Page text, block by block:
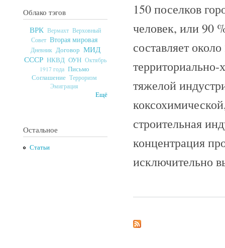
Облако тэгов
ВРК Вермахт Верховный
Совет Вторая мировая
Дневник Договор МИД
СССР НКВД ОУН Октябрь
1917 года Письмо
Соглашение Терроризм
Эмиграция
Ещё
Остальное
Статьи
150 поселков
человек, или 90
составляет
территориально-
тяжелой
строительная
концентрация
исключительно